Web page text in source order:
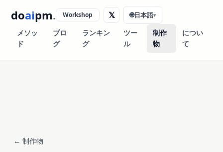
doaipm.
メソッ
ド
ブロ
グ
ランキン
グ
ツー
ル
制作
物
につい
て
Workshop 𝕏 🌐日本語▾
← 制作物